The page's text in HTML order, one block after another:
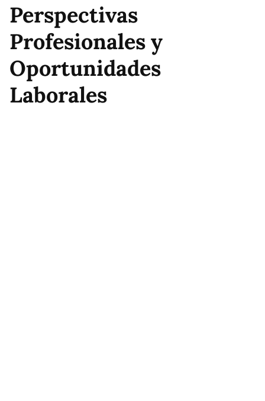
Perspectivas
Profesionales y
Oportunidades
Laborales